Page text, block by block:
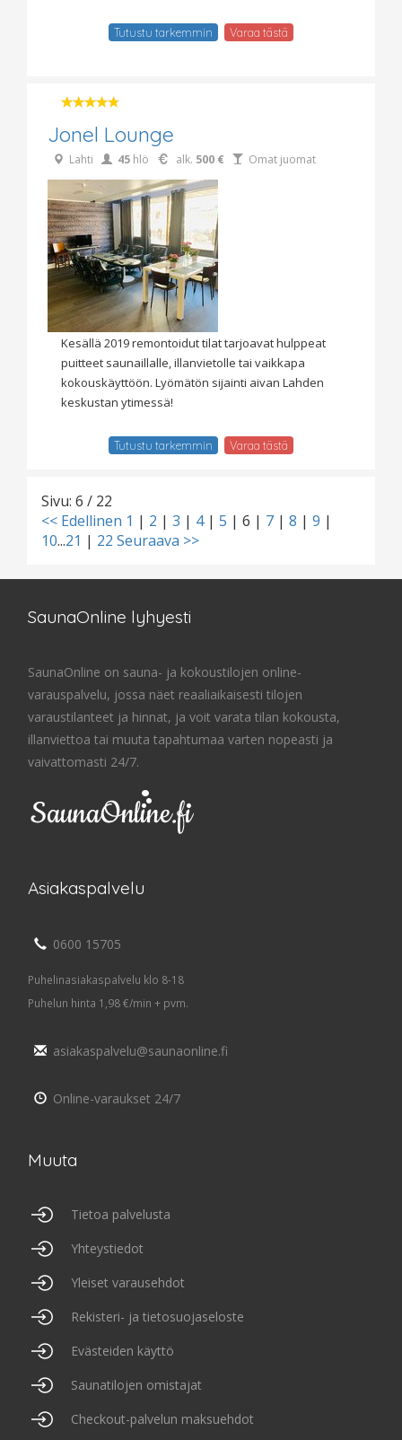
Tutustu tarkemmin Varaa tästä
Jonel Lounge
Lahti 45 hlö alk. 500 € Omat juomat
Kesällä 2019 remontoidut tilat tarjoavat hulppeat
puitteet saunaillalle, illanvietolle tai vaikkapa
kokouskäyttöön. Lyömätön sijainti aivan Lahden
keskustan ytimessä!
Tutustu tarkemmin Varaa tästä
Sivu: 6 / 22
<< Edellinen 1 | 2 | 3 | 4| 5 | 6 | 7 | 8 | 9 |
10...21 | 22 Seuraava >>
SaunaOnline lyhyesti
SaunaOnline on sauna- ja kokoustilojen online-
varauspalvelu, jossa näet reaaliaikaisesti tilojen
varaustilanteet ja hinnat, ja voit varata tilan kokousta,
illanviettoa tai muuta tapahtumaa varten nopeasti ja
vaivattomasti 24/7.
Asiakaspalvelu
0600 15705
Puhelinasiakaspalvelu klo 8-18
Puhelun hinta 1,98 €/min + pvm.
asiakaspalvelu@saunaonline.fi
Online-varaukset 24/7
Muuta
Tietoa palvelusta
Yhteystiedot
Yleiset varausehdot
Rekisteri- ja tietosuojaseloste
Evästeiden käyttö
Saunatilojen omistajat
Checkout-palvelun maksuehdot